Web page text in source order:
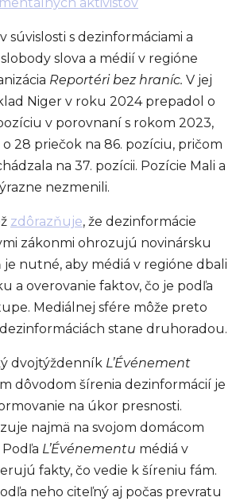
aktivistov
súvislosti s dezinformáciami a
slova a médií v regióne
Reportéri bez hraníc. V jej
Niger v roku 2024 prepadol o
v porovnaní s rokom 2023,
o 28 priečok na 86. pozíciu, pričom
na 37. pozícii. Pozície Mali a
nezmenili.
zdôrazňuje, že dezinformácie
zákonmi ohrozujú novinársku
nutné, aby médiá v regióne dbali
a overovanie faktov, čo je podľa
Mediálnej sfére môže preto
stane druhoradou.
dvojtýždenník L’Événement
dôvodom šírenia dezinformácií je
na úkor presnosti.
najmä na svojom domácom
L’Événementu médiá v
fakty, čo vedie k šíreniu fám.
neho citeľný aj počas prevratu